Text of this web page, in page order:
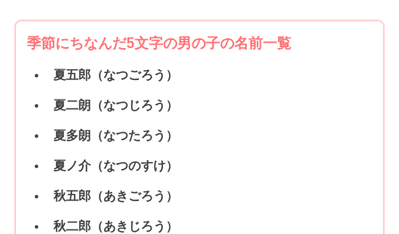
季節にちなんだ5文字の男の子の名前一覧
夏五郎（なつごろう）
夏二朗（なつじろう）
夏多朗（なつたろう）
夏ノ介（なつのすけ）
秋五郎（あきごろう）
秋二郎（あきじろう）